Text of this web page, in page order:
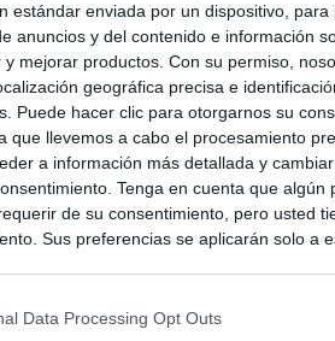
estándar enviada por un dispositivo,
anuncios y del contenido e información
y mejorar productos. Con su permiso,
geográfica precisa e
Puede hacer clic para otorgarnos su
que llevemos a cabo el procesamiento
a información más detallada y
Tenga en cuenta que
de su consentimiento, pero usted
Sus preferencias se aplicarán solo a
Data Processing Opt Outs